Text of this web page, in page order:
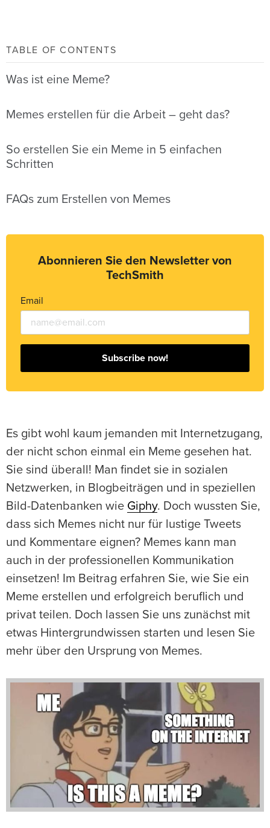
TABLE OF CONTENTS
Was ist eine Meme?
Memes erstellen für die Arbeit – geht das?
So erstellen Sie ein Meme in 5 einfachen
Schritten
FAQs zum Erstellen von Memes
Abonnieren Sie den Newsletter von
TechSmith
Email
Subscribe now!
Es gibt wohl kaum jemanden mit Internetzugang,
der nicht schon einmal ein Meme gesehen hat.
Sie sind überall! Man findet sie in sozialen
Netzwerken, in Blogbeiträgen und in speziellen
Bild-Datenbanken wie Giphy. Doch wussten Sie,
dass sich Memes nicht nur für lustige Tweets
und Kommentare eignen? Memes kann man
auch in der professionellen Kommunikation
einsetzen! Im Beitrag erfahren Sie, wie Sie ein
Meme erstellen und erfolgreich beruflich und
privat teilen. Doch lassen Sie uns zunächst mit
etwas Hintergrundwissen starten und lesen Sie
mehr über den Ursprung von Memes.